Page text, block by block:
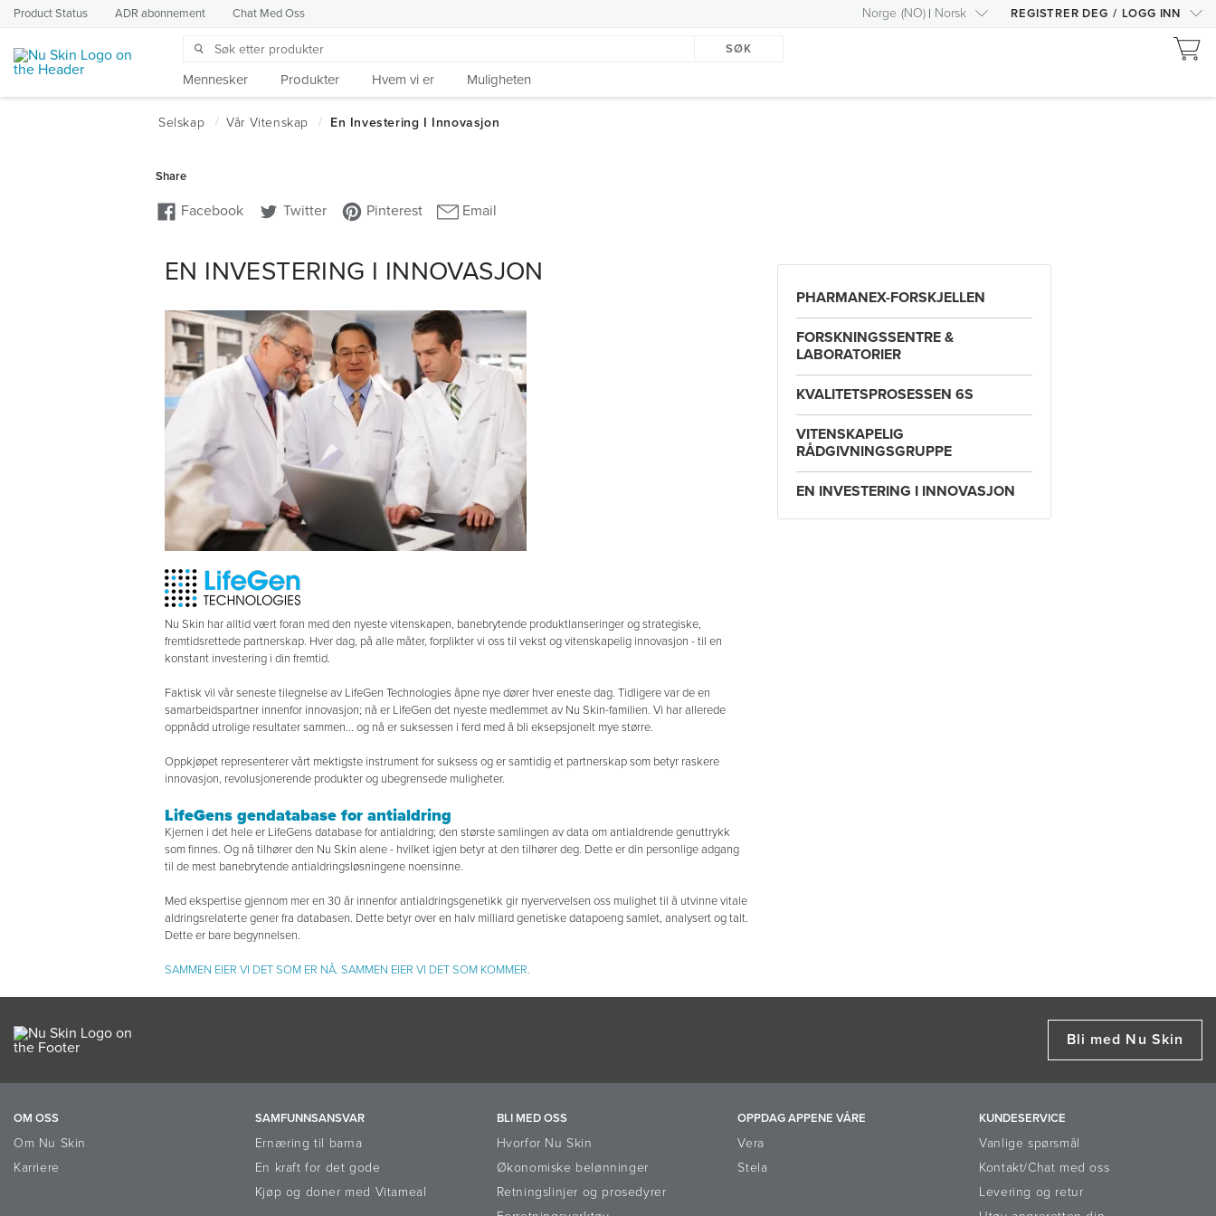
Product Status ADR abonnement Chat Med Oss Norge (NO) Norsk REGISTRER DEG / LOGG INN
SØK
Mennesker Produkter Hvem vi er Muligheten
EN INVESTERING I INNOVASJON
Nu Skin har alltid vært foran med den nyeste vitenskapen, banebrytende produktlanseringer og strategiske,
fremtidsrettede partnerskap. Hver dag, på alle måter, forplikter vi oss til vekst og vitenskapelig innovasjon - til en
konstant investering i din fremtid.
Faktisk vil vår seneste tilegnelse av LifeGen Technologies åpne nye dører hver eneste dag. Tidligere var de en
samarbeidspartner innenfor innovasjon; nå er LifeGen det nyeste medlemmet av Nu Skin-familien. Vi har allerede
oppnådd utrolige resultater sammen... og nå er suksessen i ferd med å bli eksepsjonelt mye større.
Oppkjøpet representerer vårt mektigste instrument for suksess og er samtidig et partnerskap som betyr raskere
innovasjon, revolusjonerende produkter og ubegrensede muligheter.
LifeGens gendatabase for antialdring
Kjernen i det hele er LifeGens database for antialdring; den største samlingen av data om antialdrende genuttrykk
som finnes. Og nå tilhører den Nu Skin alene - hvilket igjen betyr at den tilhører deg. Dette er din personlige adgang
til de mest banebrytende antialdringsløsningene noensinne.
Med ekspertise gjennom mer en 30 år innenfor antialdringsgenetikk gir nyervervelsen oss mulighet til å utvinne vitale
aldringsrelaterte gener fra databasen. Dette betyr over en halv milliard genetiske datapoeng samlet, analysert og talt.
Dette er bare begynnelsen.
SAMMEN EIER VI DET SOM ER NÅ. SAMMEN EIER VI DET SOM KOMMER.
PHARMANEX-FORSKJELLEN
FORSKNINGSSENTRE &
LABORATORIER
KVALITETSPROSESSEN 6S
VITENSKAPELIG
RÅDGIVNINGSGRUPPE
EN INVESTERING I INNOVASJON
Bli med Nu Skin
OM OSS
Om Nu Skin
Karriere
SAMFUNNSANSVAR
Ernæring til barna
En kraft for det gode
Kjøp og doner med Vitameal
BLI MED OSS
Hvorfor Nu Skin
Økonomiske belønninger
Retningslinjer og prosedyrer
OPPDAG APPENE VÅRE
Vera
Stela
KUNDESERVICE
Vanlige spørsmål
Kontakt/Chat med oss
Levering og retur